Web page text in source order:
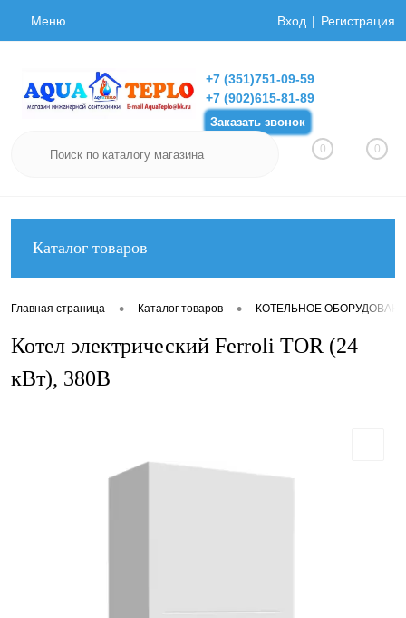
Меню Вход Регистрация
+7 (351)751-09-59
+7 (902)615-81-89
Заказать звонок
0 0
Каталог товаров
Главная страница • Каталог товаров • КОТЕЛЬНОЕ
Котел электрический Ferroli TOR (24
кВт), 380В